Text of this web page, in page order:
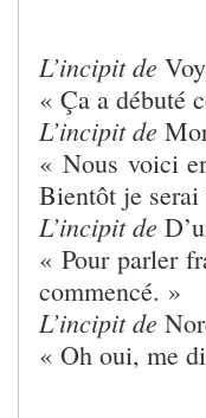
L’incipit de
« Ça a débuté
L’incipit de
« Nous voici
Bientôt je
L’incipit de
« Pour parler
commencé. »
L’incipit de
« Oh oui, me